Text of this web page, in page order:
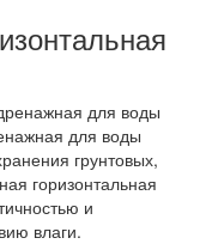
для воды
грунтовых,
горизонтальная
и
влаги.